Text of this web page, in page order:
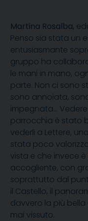
Martina Rosalba,
Penso sia stata un
entusiasmante
gruppo ha
le mani in mano,
parte. Non ci sono
sono annoiata,
impegnata…
parrocchia è stato
vederli a Lettere,
stata poco
vista e che invece
accogliente, con
soprattutto dal
il Castello, il
davvero la più
mai vissuto.